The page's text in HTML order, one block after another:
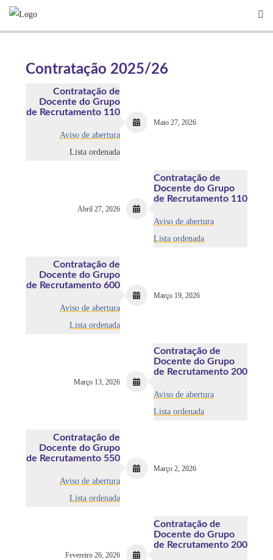
Skip
Contratação 2025/26
Contratação de
Docente do Grupo
de Recrutamento 110
Aviso de abertura
Lista ordenada
Maio 27, 2026
Contratação de
Docente do Grupo
de Recrutamento 110
Aviso de abertura
Lista ordenada
Abril 27, 2026
Contratação de
Docente do Grupo
de Recrutamento 600
Aviso de abertura
Lista ordenada
Março 19, 2026
Contratação de
Docente do Grupo
de Recrutamento 200
Aviso de abertura
Lista ordenada
Março 13, 2026
Contratação de
Docente do Grupo
de Recrutamento 550
Aviso de abertura
Lista ordenada
Março 2, 2026
Contratação de
Docente do Grupo
de Recrutamento 200
Fevereiro 26, 2026